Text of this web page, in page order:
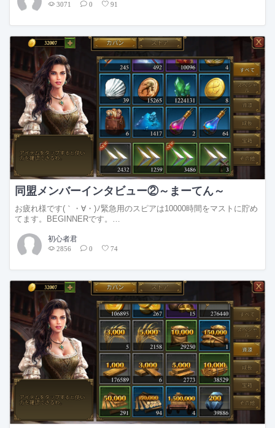
3071 0 91
同盟メンバーインタビュー②～まーてん～
お疲れ様です(｀・∀・)ﾉ緊急用のスピアは10000時間をマストに貯め
てます。BEGINNERです。…
初心者君
2856 0 74